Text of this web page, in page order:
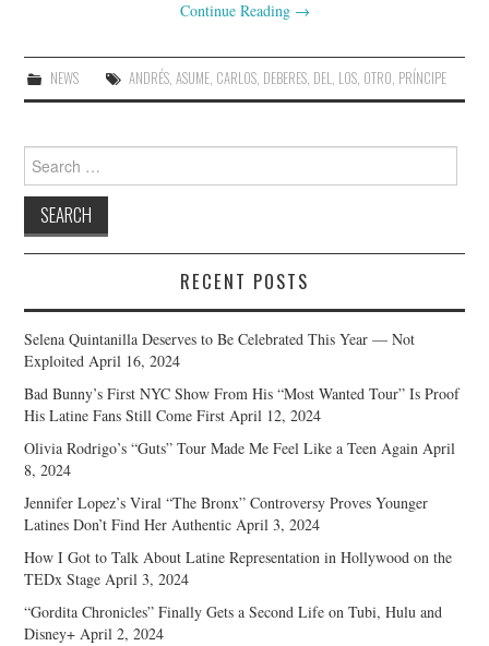
Continue Reading →
NEWS ANDRÉS, ASUME, CARLOS, DEBERES, DEL, LOS, OTRO, PRÍNCIPE
Search
for:
RECENT POSTS
Selena Quintanilla Deserves to Be Celebrated This Year — Not
Exploited April 16, 2024
Bad Bunny’s First NYC Show From His “Most Wanted Tour” Is Proof
His Latine Fans Still Come First April 12, 2024
Olivia Rodrigo’s “Guts” Tour Made Me Feel Like a Teen Again April
8, 2024
Jennifer Lopez’s Viral “The Bronx” Controversy Proves Younger
Latines Don’t Find Her Authentic April 3, 2024
How I Got to Talk About Latine Representation in Hollywood on the
TEDx Stage April 3, 2024
“Gordita Chronicles” Finally Gets a Second Life on Tubi, Hulu and
Disney+ April 2, 2024